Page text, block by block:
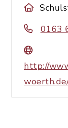
0163
http://